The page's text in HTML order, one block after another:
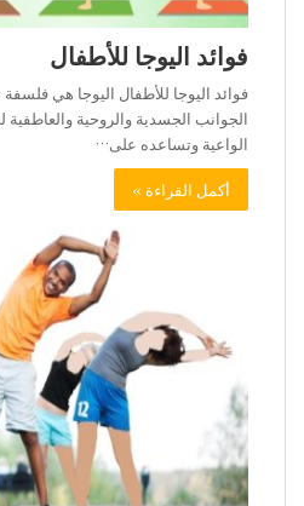
فوائد اليوجا للأطفال
فوائد اليوجا للأطفال اليوجا هي
الجوانب الجسدية والروحية والعاطفية
الواعية وتساعده على…
أكمل القراءة »